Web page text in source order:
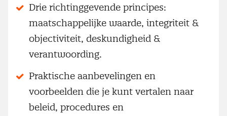
Drie richtinggevende principes:
maatschappelijke waarde, integriteit &
objectiviteit, deskundigheid &
verantwoording.
Praktische aanbevelingen en
voorbeelden die je kunt vertalen naar
beleid, procedures en